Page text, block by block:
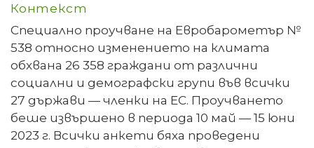
Контекст
Специално проучване на Евробарометър №
538 относно изменението на климата
обхвана 26 358 граждани от различни
социални и демографски групи във всички
27 държави — членки на ЕС. Проучването
беше извършено в периода 10 май — 15 юни
2023 г. Всички анкети бяха проведени